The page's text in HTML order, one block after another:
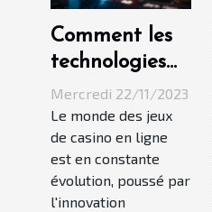
Comment les
technologies
émergentes
transforment
l'expérience
des jeux de
casino en ligne
Mercredi 22/11/2023
Le monde des jeux
de casino en ligne
est en constante
évolution, poussé par
l'innovation